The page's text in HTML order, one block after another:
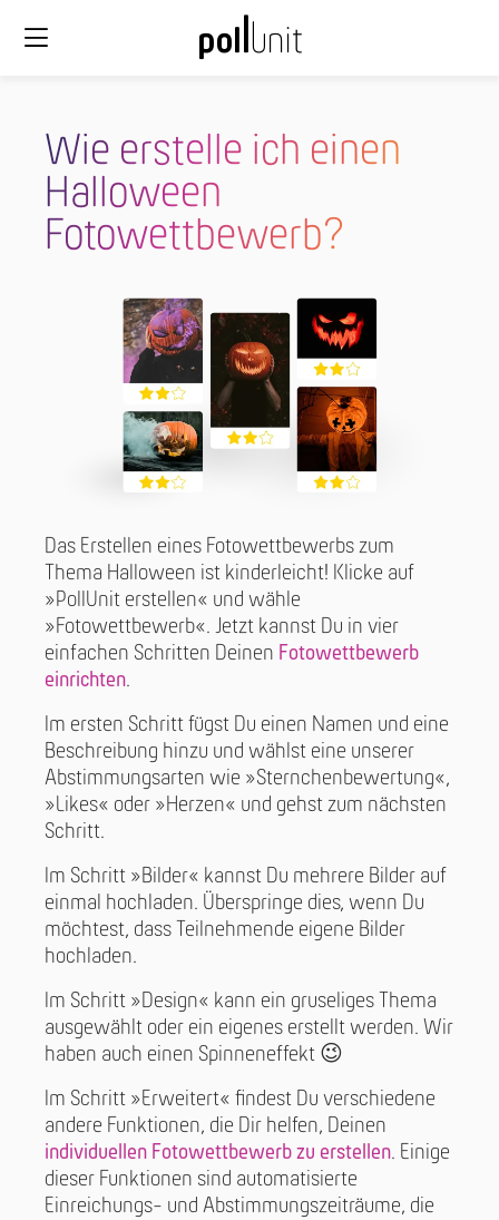
Wie erstelle ich einen
Halloween
Fotowettbewerb?
Das Erstellen eines Fotowettbewerbs zum
Thema Halloween ist kinderleicht! Klicke auf
»PollUnit erstellen« und wähle
»Fotowettbewerb«. Jetzt kannst Du in vier
einfachen Schritten Deinen Fotowettbewerb
einrichten.
Im ersten Schritt fügst Du einen Namen und eine
Beschreibung hinzu und wählst eine unserer
Abstimmungsarten wie »Sternchenbewertung«,
»Likes« oder »Herzen« und gehst zum nächsten
Schritt.
Im Schritt »Bilder« kannst Du mehrere Bilder auf
einmal hochladen. Überspringe dies, wenn Du
möchtest, dass Teilnehmende eigene Bilder
hochladen.
Im Schritt »Design« kann ein gruseliges Thema
ausgewählt oder ein eigenes erstellt werden. Wir
haben auch einen Spinneneffekt 😉
Im Schritt »Erweitert« findest Du verschiedene
andere Funktionen, die Dir helfen, Deinen
individuellen Fotowettbewerb zu erstellen. Einige
dieser Funktionen sind automatisierte
Einreichungs- und Abstimmungszeiträume, die